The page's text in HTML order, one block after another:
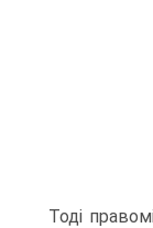
Тоді